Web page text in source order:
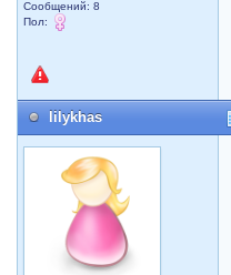
Сообщений: 8
Пол:
lilykhas